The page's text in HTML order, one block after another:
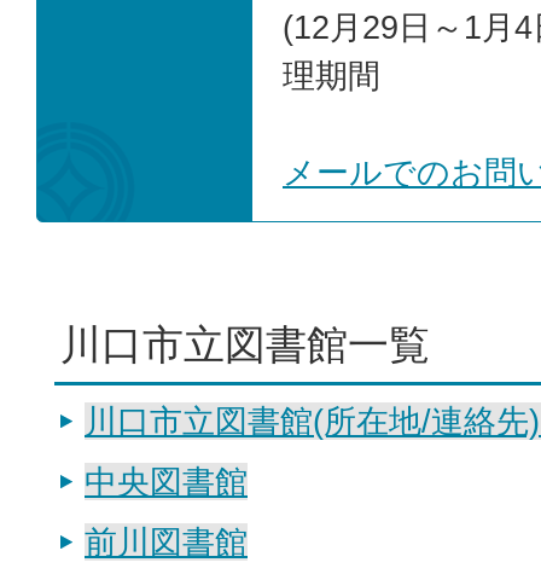
(12月29日～1月
理期間
メールでのお問
川口市立図書館一覧
川口市立図書館(所在地/連絡先
中央図書館
前川図書館